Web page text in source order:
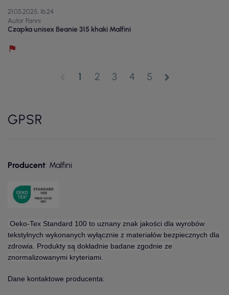
21.05.2025, 16:24
Autor Fanni
Czapka unisex Beanie 315 khaki Malfini
1 2 3 4 5 chevron_right
GPSR
Producent: Malfini
Oeko-Tex Standard 100 to uznany znak jakości dla wyrobów
tekstylnych wykonanych wyłącznie z materiałów bezpiecznych dla
zdrowia. Produkty są dokładnie badane zgodnie ze
znormalizowanymi kryteriami.
Dane kontaktowe producenta: